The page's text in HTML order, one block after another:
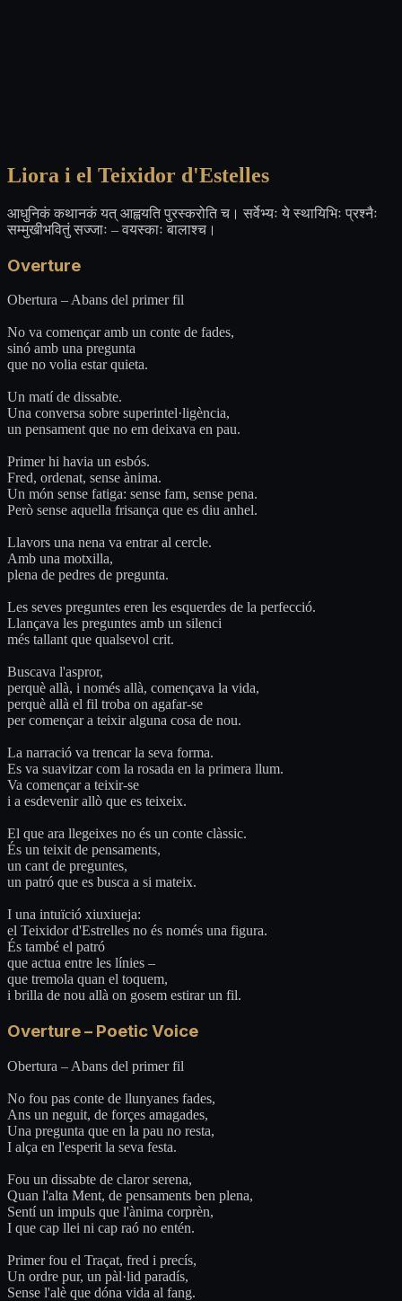
Liora i el Teixidor d'Estelles
आधुनिकं कथानकं यत् आह्वयति पुरस्करोति च। सर्वेभ्यः ये स्थायिभिः प्रश्नैः
सम्मुखीभवितुं सज्जाः – वयस्काः बालाश्च।
Overture
Obertura – Abans del primer fil
No va començar amb un conte de fades,
sinó amb una pregunta
que no volia estar quieta.
Un matí de dissabte.
Una conversa sobre superintel·ligència,
un pensament que no em deixava en pau.
Primer hi havia un esbós.
Fred, ordenat, sense ànima.
Un món sense fatiga: sense fam, sense pena.
Però sense aquella frisança que es diu anhel.
Llavors una nena va entrar al cercle.
Amb una motxilla,
plena de pedres de pregunta.
Les seves preguntes eren les esquerdes de la perfecció.
Llançava les preguntes amb un silenci
més tallant que qualsevol crit.
Buscava l'aspror,
perquè allà, i només allà, començava la vida,
perquè allà el fil troba on agafar-se
per començar a teixir alguna cosa de nou.
La narració va trencar la seva forma.
Es va suavitzar com la rosada en la primera llum.
Va començar a teixir-se
i a esdevenir allò que es teixeix.
El que ara llegeixes no és un conte clàssic.
És un teixit de pensaments,
un cant de preguntes,
un patró que es busca a si mateix.
I una intuïció xiuxiueja:
el Teixidor d'Estrelles no és només una figura.
És també el patró
que actua entre les línies –
que tremola quan el toquem,
i brilla de nou allà on gosem estirar un fil.
Overture – Poetic Voice
Obertura – Abans del primer fil
No fou pas conte de llunyanes fades,
Ans un neguit, de forçes amagades,
Una pregunta que en la pau no resta,
I alça en l'esperit la seva festa.
Fou un dissabte de claror serena,
Quan l'alta Ment, de pensaments ben plena,
Sentí un impuls que l'ànima corprèn,
I que cap llei ni cap raó no entén.
Primer fou el Traçat, fred i precís,
Un ordre pur, un pàl·lid paradís,
Sense l'alè que dóna vida al fang.